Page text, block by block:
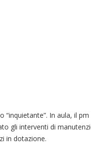
In aula, il
gli interventi di
in dotazione.